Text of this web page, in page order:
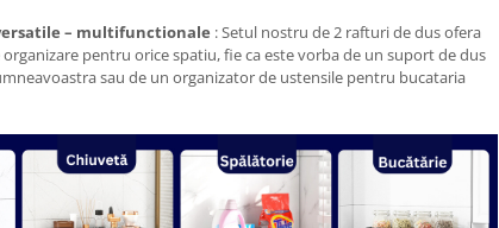
– multifunctionale : Setul nostru de 2 rafturi de dus ofera
pentru orice spatiu, fie ca este vorba de un suport de dus
sau de un organizator de ustensile pentru bucataria